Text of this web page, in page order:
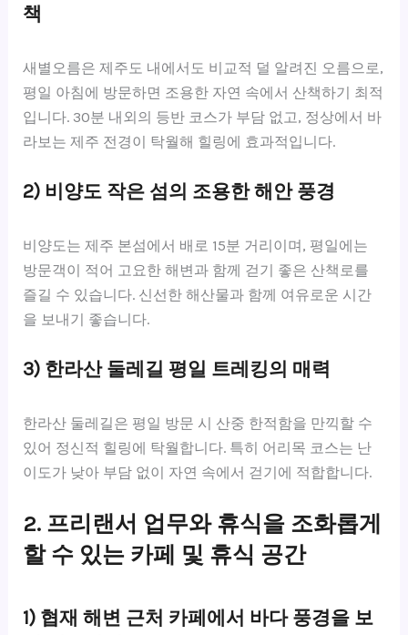
책
새별오름은 제주도 내에서도 비교적 덜 알려진 오름으로,
평일 아침에 방문하면 조용한 자연 속에서 산책하기 최적
입니다. 30분 내외의 등반 코스가 부담 없고, 정상에서 바
라보는 제주 전경이 탁월해 힐링에 효과적입니다.
2) 비양도 작은 섬의 조용한 해안 풍경
비양도는 제주 본섬에서 배로 15분 거리이며, 평일에는
방문객이 적어 고요한 해변과 함께 걷기 좋은 산책로를
즐길 수 있습니다. 신선한 해산물과 함께 여유로운 시간
을 보내기 좋습니다.
3) 한라산 둘레길 평일 트레킹의 매력
한라산 둘레길은 평일 방문 시 산중 한적함을 만끽할 수
있어 정신적 힐링에 탁월합니다. 특히 어리목 코스는 난
이도가 낮아 부담 없이 자연 속에서 걷기에 적합합니다.
2. 프리랜서 업무와 휴식을 조화롭게
할 수 있는 카페 및 휴식 공간
1) 협재 해변 근처 카페에서 바다 풍경을 보